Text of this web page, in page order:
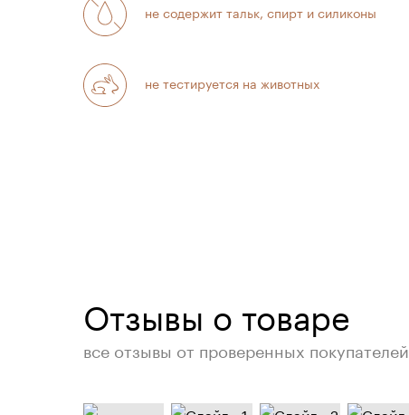
не содержит тальк, спирт и силиконы
не тестируется на животных
Отзывы о товаре
все отзывы от проверенных покупателей